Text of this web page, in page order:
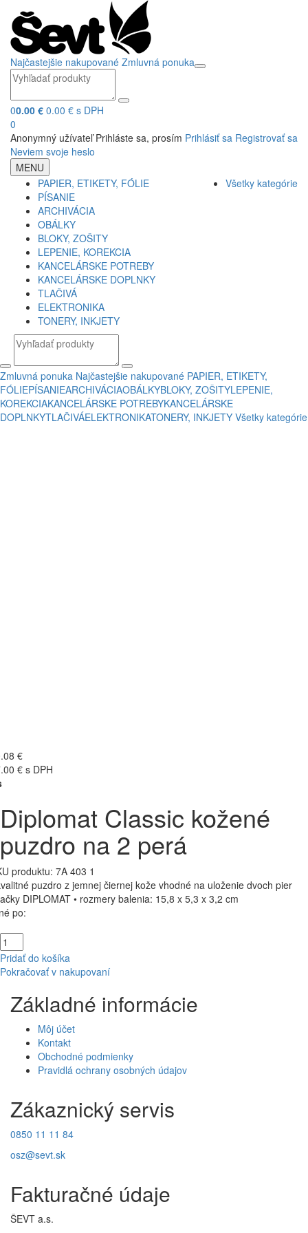
Najčastejšie nakupované Zmluvná ponuka
00.00 € 0.00 € s DPH
0
Anonymný užívateľ Prihláste sa, prosím Prihlásiť sa Registrovať sa
Neviem svoje heslo
MENU
PAPIER, ETIKETY, FÓLIE
PÍSANIE
ARCHIVÁCIA
OBÁLKY
BLOKY, ZOŠITY
LEPENIE, KOREKCIA
KANCELÁRSKE POTREBY
KANCELÁRSKE DOPLNKY
TLAČIVÁ
ELEKTRONIKA
TONERY, INKJETY
Všetky kategórie
Zmluvná ponuka Najčastejšie nakupované PAPIER, ETIKETY,
FÓLIEPÍSANIEARCHIVÁCIAOBÁLKYBLOKY, ZOŠITYLEPENIE,
KOREKCIAKANCELÁRSKE POTREBYKANCELÁRSKE
DOPLNKYTLAČIVÁELEKTRONIKATONERY, INKJETY Všetky kategórie
€
€ s DPH
Diplomat Classic kožené
puzdro na 2 perá
produktu: 7A 403 1
puzdro z jemnej čiernej kože vhodné na uloženie dvoch pier
DIPLOMAT • rozmery balenia: 15,8 x 5,3 x 3,2 cm
po:
Pridať do košíka
Pokračovať v nakupovaní
Základné informácie
Môj účet
Kontakt
Obchodné podmienky
Pravidlá ochrany osobných údajov
Zákaznický servis
0850 11 11 84
osz@sevt.sk
Fakturačné údaje
ŠEVT a.s.